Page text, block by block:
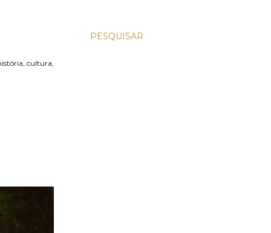
PESQUISAR
cultura,